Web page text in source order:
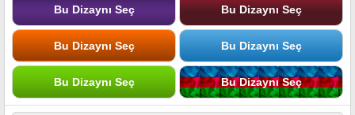
Bu Dizaynı Seç Bu Dizaynı Seç
Bu Dizaynı Seç Bu Dizaynı Seç
Bu Dizaynı Seç Bu Dizaynı Seç